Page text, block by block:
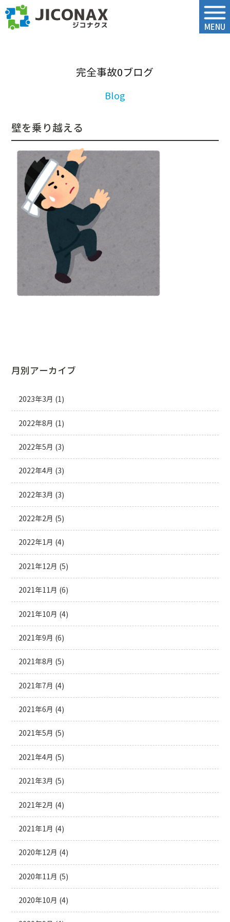
MENU
完全事故0ブログ
壁を乗り越える
月別アーカイブ
2023年3月 (1)
2022年8月 (1)
2022年5月 (3)
2022年4月 (3)
2022年3月 (3)
2022年2月 (5)
2022年1月 (4)
2021年12月 (5)
2021年11月 (6)
2021年10月 (4)
2021年9月 (6)
2021年8月 (5)
2021年7月 (4)
2021年6月 (4)
2021年5月 (5)
2021年4月 (5)
2021年3月 (5)
2021年2月 (4)
2021年1月 (4)
2020年12月 (4)
2020年11月 (5)
2020年10月 (4)